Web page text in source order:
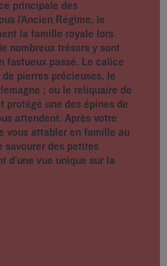
principale des
l’Ancien Régime, le
la famille royale lors
nombreux trésors y sont
fastueux passé. Le calice
pierres précieuses, le
; ou le reliquaire de
protégé une des épines de
attendent. Après votre
vous attabler en famille au
savourer des petites
d’une vue unique sur la